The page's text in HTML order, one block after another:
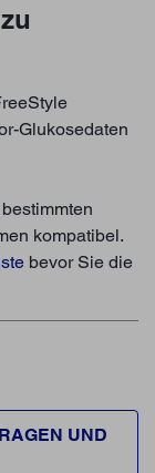
zu
Glukosedaten
kompatibel.
bevor Sie die
UND